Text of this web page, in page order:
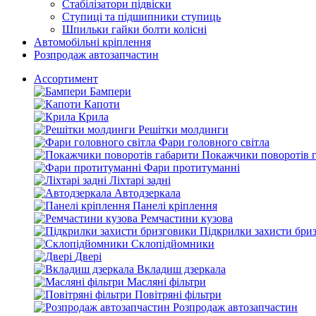
Стабілізатори підвіски
Ступиці та підшипники ступиць
Шпильки гайки болти колісні
Автомобільні кріплення
Розпродаж автозапчастин
Ассортимент
Бампери
Капоти
Крила
Решітки молдинги
Фари головного світла
Покажчики поворотів
Фари протитуманні
Ліхтарі задні
Автодзеркала
Панелі кріплення
Ремчастини кузова
Підкрилки захисти
Склопідйомники
Двері
Вкладиш дзеркала
Масляні фільтри
Повітряні фільтри
Розпродаж автозапчастин